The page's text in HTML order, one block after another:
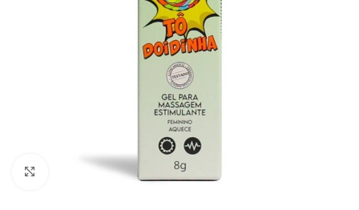
Clique para ampliar